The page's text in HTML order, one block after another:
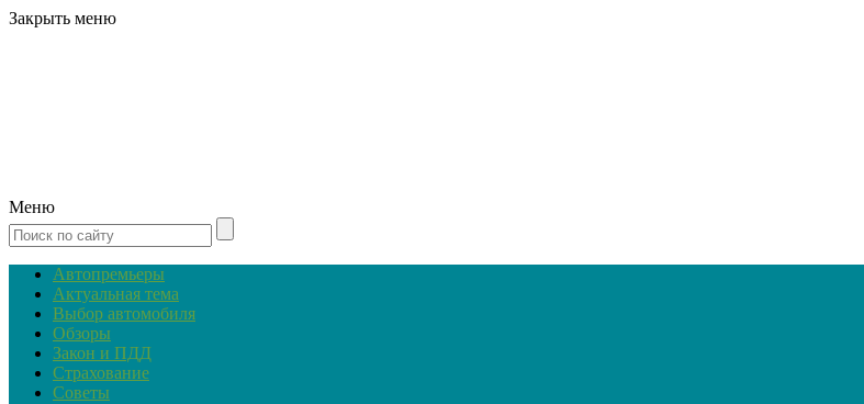
Закрыть меню
Меню
Автопремьеры
Актуальная тема
Выбор автомобиля
Обзоры
Закон и ПДД
Страхование
Советы